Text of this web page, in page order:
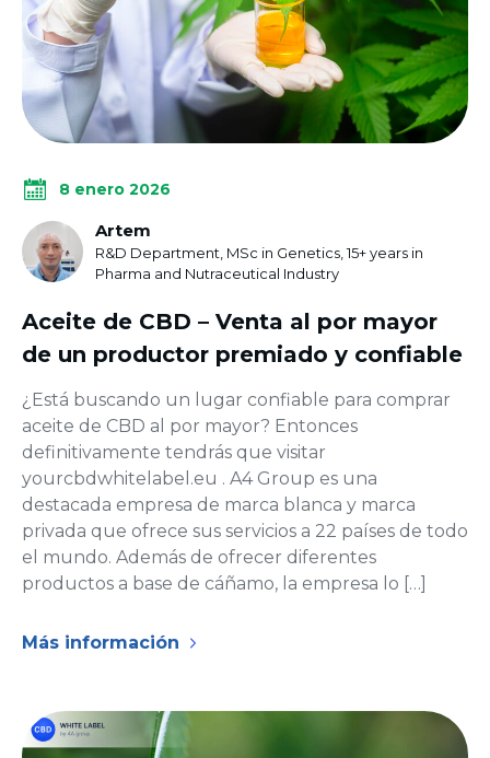
8 enero 2026
Artem
R&D Department, MSc in Genetics, 15+ years in
Pharma and Nutraceutical Industry
Aceite de CBD – Venta al por mayor
de un productor premiado y confiable
¿Está buscando un lugar confiable para comprar
aceite de CBD al por mayor? Entonces
definitivamente tendrás que visitar
yourcbdwhitelabel.eu . A4 Group es una
destacada empresa de marca blanca y marca
privada que ofrece sus servicios a 22 países de todo
el mundo. Además de ofrecer diferentes
productos a base de cáñamo, la empresa lo […]
Más información